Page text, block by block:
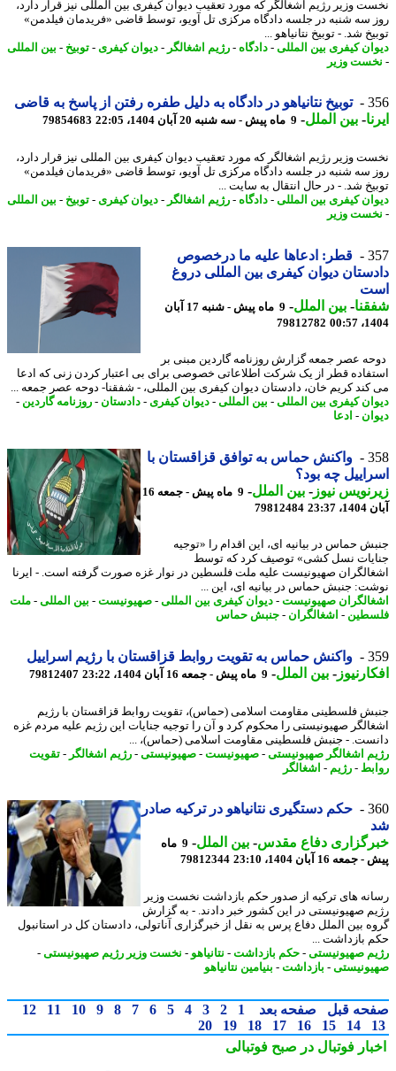
وزیر رژیم اشغالگر که مورد تعقیب دیوان کیفری بین المللی نیز قرار دارد،
سه شنبه در جلسه دادگاه مرکزی تل آویو، توسط قاضی «فریدمان فیلدمن»
شد. - توبیخ نتانیاهو ...
کیفری بین المللی-دادگاه -رژیم اشغالگر-دیوان کیفری- توبیخ-بین المللی
وزیر
توبیخ نتانیاهو در دادگاه به دلیل طفره رفتن از پاسخ به قاضی
-بین الملل-9 ماه پیش - سه شنبه 20 آبان 1404، 22:05 79854683
وزیر رژیم اشغالگر که مورد تعقیب دیوان کیفری بین المللی نیز قرار دارد،
سه شنبه در جلسه دادگاه مرکزی تل آویو، توسط قاضی «فریدمان فیلدمن»
شد. - در ﺣﺎل اﻧﺘﻘﺎل ﺑﻪ ﺳﺎﯾﺖ ...
کیفری بین المللی-دادگاه -رژیم اشغالگر-دیوان کیفری- توبیخ-بین المللی
وزیر
قطر: ادعاها علیه ما درخصوص
دیوان کیفری بین المللی دروغ
-بین الملل-
9 ماه پیش - شنبه 17 آبان
79812782
عصر جمعه گزارش روزنامه گاردین مبنی بر
قطر از یک شرکت اطلاعاتی خصوصی برای بی اعتبار کردن زنی که ادعا
کریم خان، دادستان دیوان کیفری بین المللی، - شفقنا- دوحه عصر جمعه ...
کیفری بین المللی-بین المللی-دیوان کیفری- دادستان-روزنامه گاردین -
- ادعا
واکنش حماس به توافق قزاقستان با
چه بود؟
نیوز-بین الملل-
9 ماه پیش - جمعه 16
79812484
حماس در بیانیه ای، این اقدام را «توجیه
نسل کشی» توصیف کرد که توسط
صهیونیست علیه ملت فلسطین در نوار غزه صورت گرفته است. - ایرنا
جنبش حماس در بیانیه ای، این ...
صهیونیست-دیوان کیفری بین المللی-صهیونیست-بین المللی-ملت
-اشغالگران- جنبش حماس
واکنش حماس به تقویت روابط قزاقستان با رژیم اسراییل
-بین الملل-9 ماه پیش - جمعه 16 آبان 1404، 23:22 79812407
فلسطینی مقاومت اسلامی (حماس)، تقویت روابط قزاقستان با رژیم
صهیونیستی را محکوم کرد و آن را توجیه جنایات این رژیم علیه مردم غزه
- جنبش فلسطینی مقاومت اسلامی (حماس)، ...
اشغالگر صهیونیستی-صهیونیست-صهیونیستی-رژیم اشغالگر-تقویت
-رژیم- اشغالگر
حکم دستگیری نتانیاهو در ترکیه صادر
دفاع مقدس-بین الملل- 9 ماه
16 آبان 1404، 23:10
79812344
های ترکیه از صدور حکم بازداشت نخست وزیر
صهیونیستی در این کشور خبر دادند. - به گزارش
بین الملل دفاع پرس به نقل از خبرگزاری آناتولی، دادستان کل در استانبول
بازداشت ...
صهیونیستی-حکم بازداشت -نتانیاهو-نخست وزیر رژیم صهیونیستی-
-بازداشت -بنیامین نتانیاهو
قبل صفحه بعد 1
2
3
4
5
6
7
8
9
10
11
12
14
15
16
17
18
19
20
فوتبال در صبح فوتبالی